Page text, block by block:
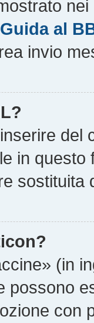
Guida al
invio
del
in
sostituita
(in
possono